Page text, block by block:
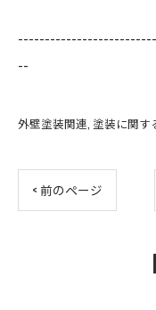
--
外壁塗装関連 塗装に関す
< 前のページ